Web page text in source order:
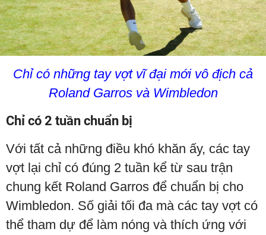
Chỉ có những tay vợt vĩ đại mới vô địch cả
Roland Garros và Wimbledon
Chỉ có 2 tuần chuẩn bị
Với tất cả những điều khó khăn ấy, các tay
vợt lại chỉ có đúng 2 tuần kể từ sau trận
chung kết Roland Garros để chuẩn bị cho
Wimbledon. Số giải tối đa mà các tay vợt có
thể tham dự để làm nóng và thích ứng với